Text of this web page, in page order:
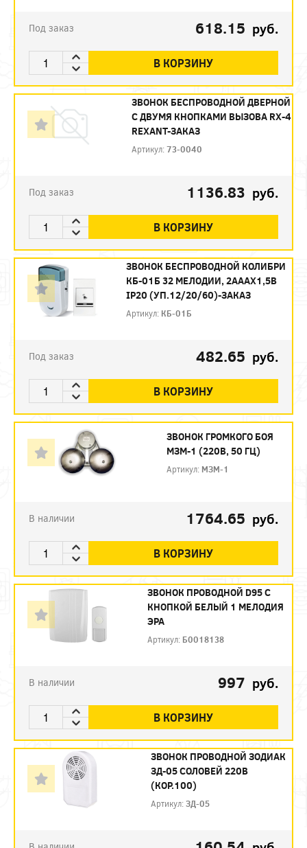
Под заказ 618.15 руб.
В КОРЗИНУ
ЗВОНОК БЕСПРОВОДНОЙ ДВЕРНОЙ
С ДВУМЯ КНОПКАМИ ВЫЗОВА RX-4
REXANT-ЗАКАЗ
Артикул:73-0040
Под заказ 1136.83 руб.
В КОРЗИНУ
ЗВОНОК БЕСПРОВОДНОЙ КОЛИБРИ
КБ-01Б 32 МЕЛОДИИ, 2АААХ1,5В
IP20 (УП.12/20/60)-ЗАКАЗ
Артикул: КБ-01Б
Под заказ 482.65 руб.
В КОРЗИНУ
ЗВОНОК ГРОМКОГО БОЯ
МЗМ-1 (220В, 50 ГЦ)
Артикул: МЗМ-1
В наличии 1764.65 руб.
В КОРЗИНУ
ЗВОНОК ПРОВОДНОЙ D95 С
КНОПКОЙ БЕЛЫЙ 1 МЕЛОДИЯ
ЭРА
Артикул: Б0018138
В наличии 997 руб.
В КОРЗИНУ
ЗВОНОК ПРОВОДНОЙ ЗОДИАК
ЗД-05 СОЛОВЕЙ 220В
(КОР.100)
Артикул:ЗД-05